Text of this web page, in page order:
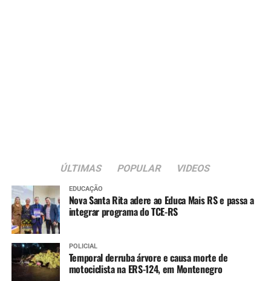
ÚLTIMAS POPULAR VIDEOS
EDUCAÇÃO
Nova Santa Rita adere ao Educa Mais RS e passa a
integrar programa do TCE-RS
POLICIAL
Temporal derruba árvore e causa morte de
motociclista na ERS-124, em Montenegro